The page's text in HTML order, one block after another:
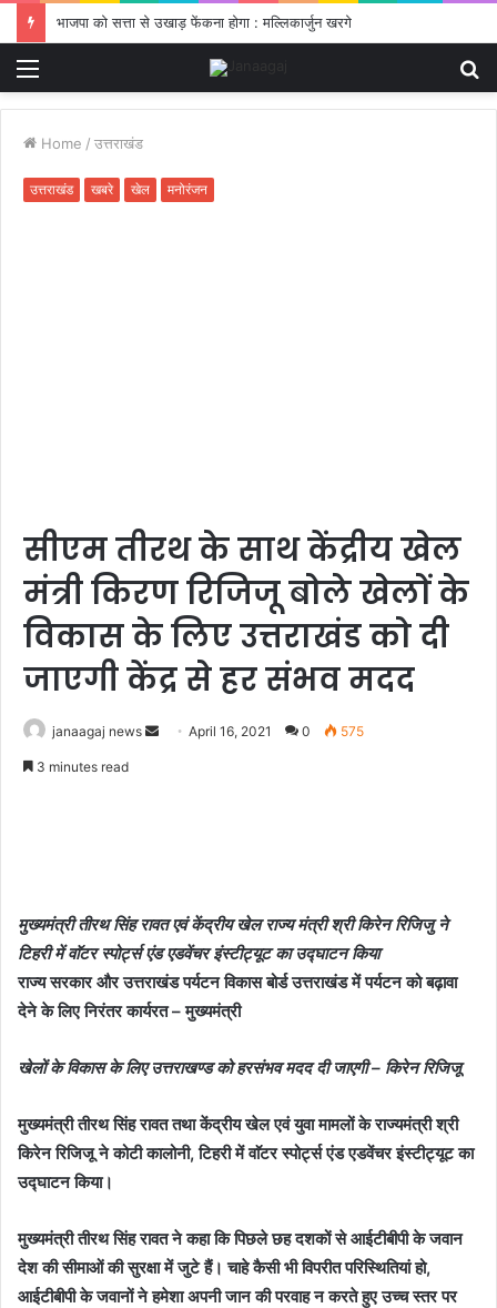
भाजपा को सत्ता से उखाड़ फेंकना होगा : मल्लिकार्जुन खरगे
Menu
Home / उत्तराखंड
उत्तराखंड खबरे खेल मनोरंजन
सीएम तीरथ के साथ केंद्रीय खेल
मंत्री किरण रिजिजू बोले खेलों के
विकास के लिए उत्तराखंड को दी
जाएगी केंद्र से हर संभव मदद
janaagaj news
SendApril 16, 2021 0 575
3 minutes read
मुख्यमंत्री तीरथ सिंह रावत एवं केंद्रीय खेल राज्य मंत्री श्री किरेन रिजिजु ने
टिहरी में वाॅटर स्पोर्ट्स एंड एडवेंचर इंस्टीट्यूट का उद्घाटन किया
राज्य सरकार और उत्तराखंड पर्यटन विकास बोर्ड उत्तराखंड में पर्यटन को बढ़ावा
देने के लिए निरंतर कार्यरत – मुख्यमंत्री
खेलों के विकास के लिए उत्तराखण्ड को हरसंभव मदद दी जाएगी – किरेन रिजिजू
मुख्यमंत्री तीरथ सिंह रावत तथा केंद्रीय खेल एवं युवा मामलों के राज्यमंत्री श्री
किरेन रिजिजू ने कोटी कालोनी, टिहरी में वाॅटर स्पोर्ट्स एंड एडवेंचर इंस्टीट्यूट का
उद्घाटन किया।
मुख्यमंत्री तीरथ सिंह रावत ने कहा कि पिछले छह दशकों से आईटीबीपी के जवान
देश की सीमाओं की सुरक्षा में जुटे हैं। चाहे कैसी भी विपरीत परिस्थितियां हो,
आईटीबीपी के जवानों ने हमेशा अपनी जान की परवाह न करते हुए उच्च स्तर पर